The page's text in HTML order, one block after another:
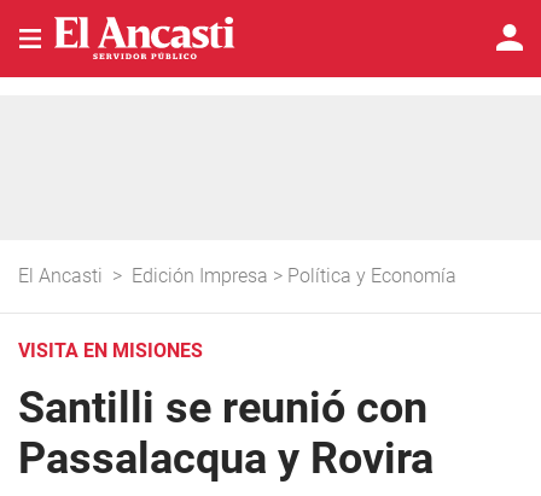
El Ancasti > Edición Impresa > Política y Economía
VISITA EN MISIONES
Santilli se reunió con
Passalacqua y Rovira